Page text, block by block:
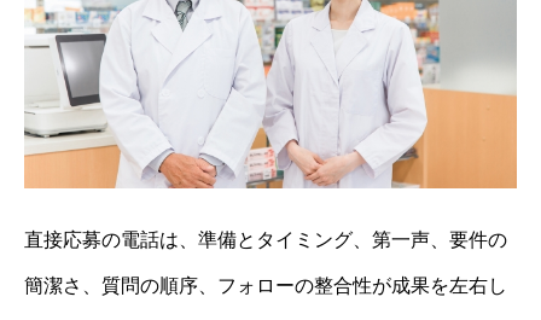
直接応募の電話は、準備とタイミング、第一声、要件の
簡潔さ、質問の順序、フォローの整合性が成果を左右し